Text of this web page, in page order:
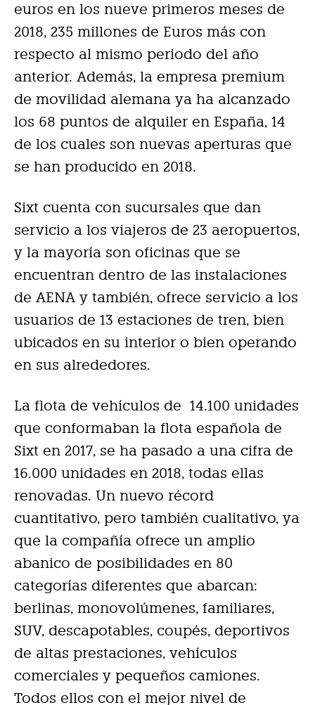
euros en los nueve primeros meses de
2018, 235 millones de Euros más con
respecto al mismo periodo del año
anterior. Además, la empresa premium
de movilidad alemana ya ha alcanzado
los 68 puntos de alquiler en España, 14
de los cuales son nuevas aperturas que
se han producido en 2018.
Sixt cuenta con sucursales que dan
servicio a los viajeros de 23 aeropuertos,
y la mayoría son oficinas que se
encuentran dentro de las instalaciones
de AENA y también, ofrece servicio a los
usuarios de 13 estaciones de tren, bien
ubicados en su interior o bien operando
en sus alrededores.
La flota de vehículos de 14.100 unidades
que conformaban la flota española de
Sixt en 2017, se ha pasado a una cifra de
16.000 unidades en 2018, todas ellas
renovadas. Un nuevo récord
cuantitativo, pero también cualitativo, ya
que la compañía ofrece un amplio
abanico de posibilidades en 80
categorías diferentes que abarcan:
berlinas, monovolúmenes, familiares,
SUV, descapotables, coupés, deportivos
de altas prestaciones, vehículos
comerciales y pequeños camiones.
Todos ellos con el mejor nivel de